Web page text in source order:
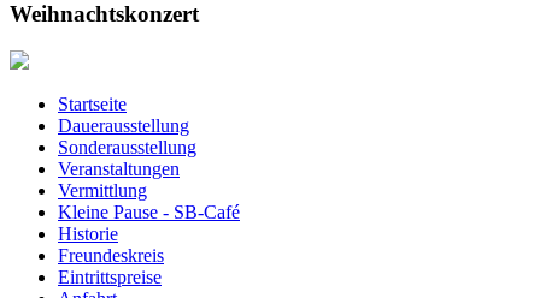
Weihnachtskonzert
Startseite
Dauerausstellung
Sonderausstellung
Veranstaltungen
Vermittlung
Kleine Pause - SB-Café
Historie
Freundeskreis
Eintrittspreise